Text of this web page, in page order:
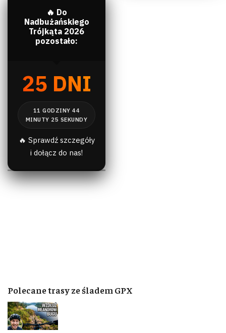
🔥 Do
Nadbużańskiego
Trójkąta 2026
pozostało:
25 DNI
🔥 Sprawdź szczegóły
i dołącz do nas!
Polecane trasy ze śladem GPX